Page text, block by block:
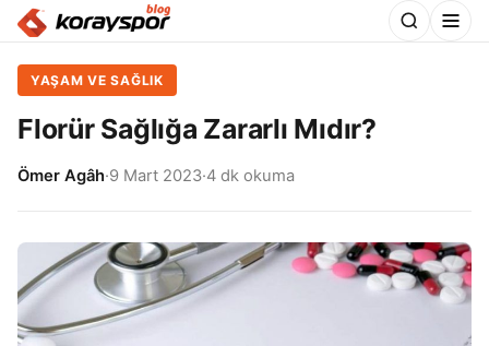
YAŞAM VE SAĞLIK
Florür Sağlığa Zararlı Mıdır?
Ömer Agâh·9 Mart 2023·4 dk okuma